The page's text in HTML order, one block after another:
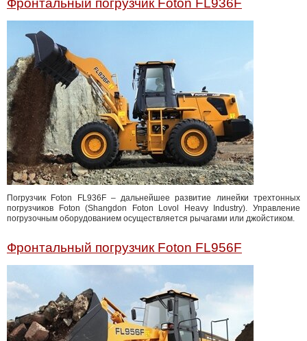
Фронтальный погрузчик Foton FL936F
Погрузчик Foton FL936F – дальнейшее развитие линейки трехтонных
погрузчиков Foton (Shangdon Foton Lovol Heavy Industry). Управление
погрузочным оборудованием осуществляется рычагами или джойстиком.
Фронтальный погрузчик Foton FL956F